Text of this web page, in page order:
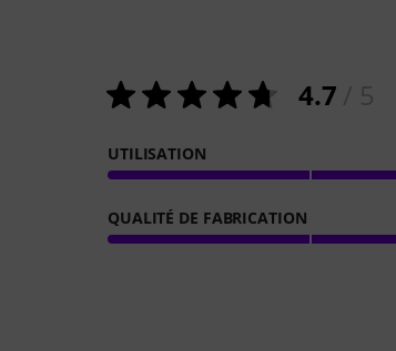
4.7
UTILISATION
QUALITÉ DE FABRICATION